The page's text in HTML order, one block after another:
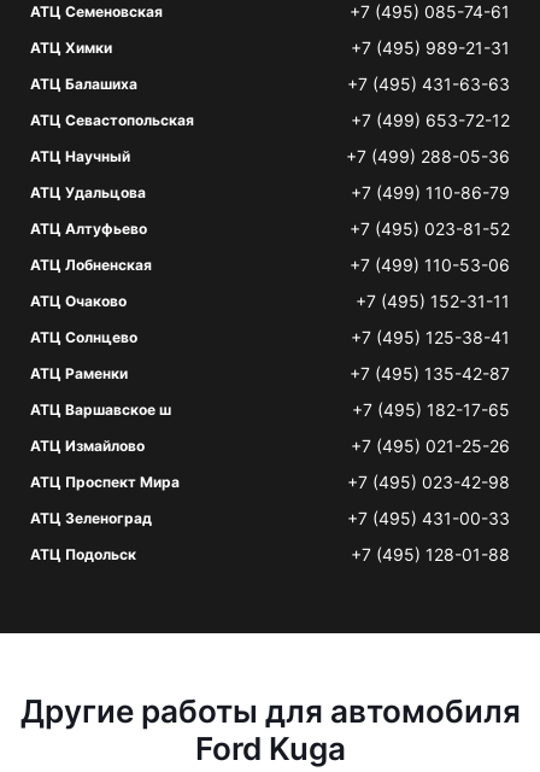
АТЦ Семеновская +7 (495) 085-74-61
АТЦ Химки +7 (495) 989-21-31
АТЦ Балашиха +7 (495) 431-63-63
АТЦ Севастопольская +7 (499) 653-72-12
АТЦ Научный +7 (499) 288-05-36
АТЦ Удальцова +7 (499) 110-86-79
АТЦ Алтуфьево +7 (495) 023-81-52
АТЦ Лобненская +7 (499) 110-53-06
АТЦ Очаково +7 (495) 152-31-11
АТЦ Солнцево +7 (495) 125-38-41
АТЦ Раменки +7 (495) 135-42-87
АТЦ Варшавское ш +7 (495) 182-17-65
АТЦ Измайлово +7 (495) 021-25-26
АТЦ Проспект Мира +7 (495) 023-42-98
АТЦ Зеленоград +7 (495) 431-00-33
АТЦ Подольск +7 (495) 128-01-88
Другие работы для автомобиля
Ford Kuga